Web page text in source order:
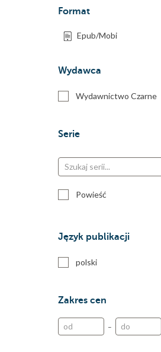
Format
Epub/Mobi
Wydawca
Wydawnictwo Czarne
Serie
Powieść
Język publikacji
polski
Zakres cen
–